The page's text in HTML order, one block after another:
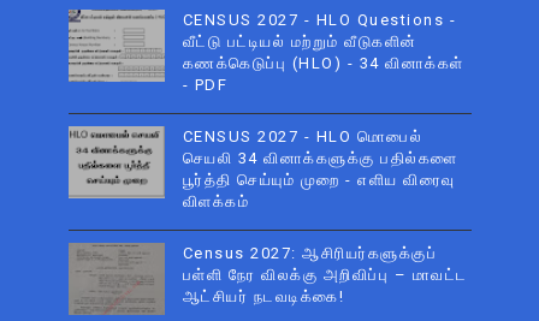
CENSUS 2027 - HLO Questions -
வீட்டு பட்டியல் மற்றும் வீடுகளின்
கணக்கெடுப்பு (HLO) - 34 வினாக்கள்
- PDF
CENSUS 2027 - HLO மொபைல்
செயலி 34 வினாக்களுக்கு பதில்களை
பூர்த்தி செய்யும் முறை - எளிய விரைவு
விளக்கம்
Census 2027: ஆசிரியர்களுக்குப்
பள்ளி நேர விலக்கு அறிவிப்பு – மாவட்ட
ஆட்சியர் நடவடிக்கை!